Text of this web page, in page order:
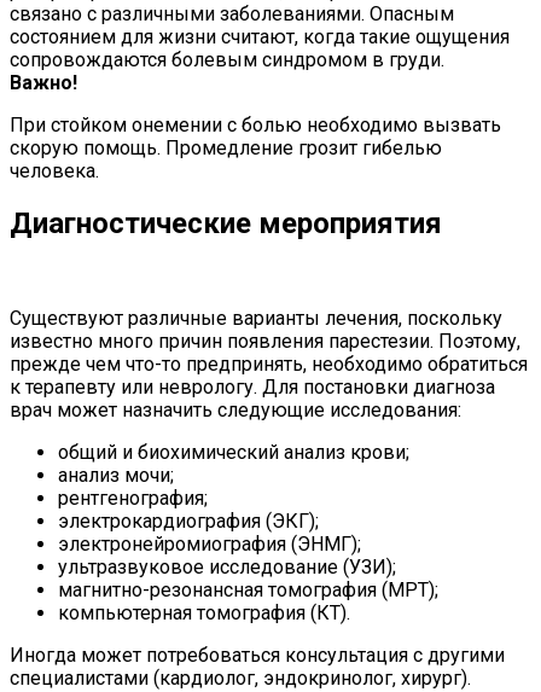
связано с различными заболеваниями. Опасным
состоянием для жизни считают, когда такие ощущения
сопровождаются болевым синдромом в груди.
Важно!
При стойком онемении с болью необходимо вызвать
скорую помощь. Промедление грозит гибелью
человека.
Диагностические мероприятия
Существуют различные варианты лечения, поскольку
известно много причин появления парестезии. Поэтому,
прежде чем что-то предпринять, необходимо обратиться
к терапевту или неврологу. Для постановки диагноза
врач может назначить следующие исследования:
общий и биохимический анализ крови;
анализ мочи;
рентгенография;
электрокардиография (ЭКГ);
электронейромиография (ЭНМГ);
ультразвуковое исследование (УЗИ);
магнитно-резонансная томография (МРТ);
компьютерная томография (КТ).
Иногда может потребоваться консультация с другими
специалистами (кардиолог, эндокринолог, хирург).